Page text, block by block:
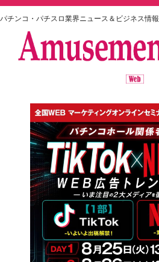
パチンコ・パチスロ業界ニュース＆ビジネス情報